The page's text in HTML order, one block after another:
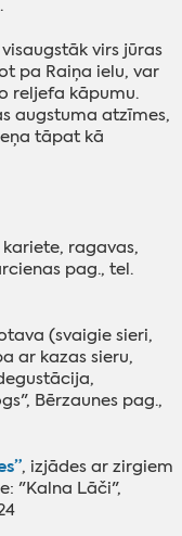
virs jūras
pa Raiņa ielu, var
reljefa kāpumu.
augstuma atzīmes,
tāpat kā
kariete, ragavas,
pag., tel.
(svaigie sieri,
ar kazas sieru,
Bērzaunes pag.,
, izjādes ar zirgiem
"Kalna Lāči",